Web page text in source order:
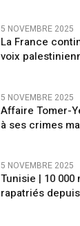
5 NOVEMBRE 2025
La France
voix
5 NOVEMBRE 2025
Affaire Tomer-
à ses crimes
5 NOVEMBRE 2025
Tunisie | 10
rapatriés